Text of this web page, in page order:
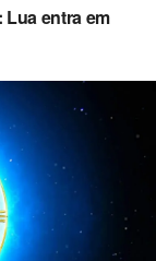
entra em